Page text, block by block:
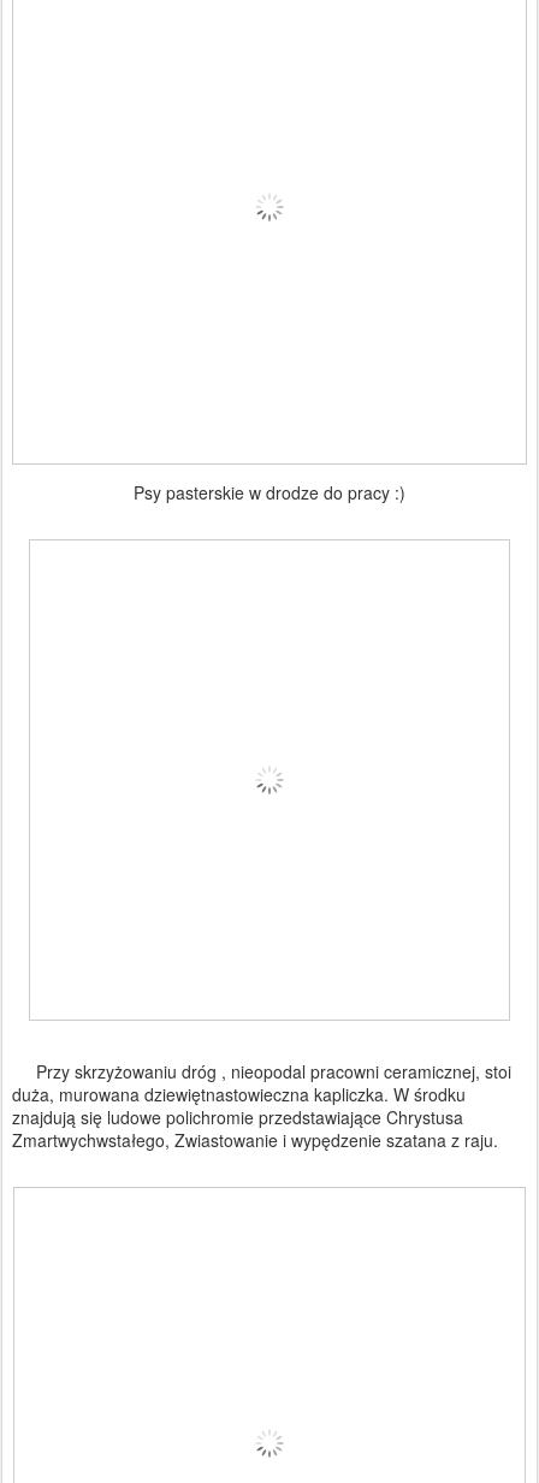
Psy pasterskie w drodze do pracy :)
Przy skrzyżowaniu dróg , nieopodal pracowni ceramicznej, stoi
duża, murowana dziewiętnastowieczna kapliczka. W środku
znajdują się ludowe polichromie przedstawiające Chrystusa
Zmartwychwstałego, Zwiastowanie i wypędzenie szatana z raju.